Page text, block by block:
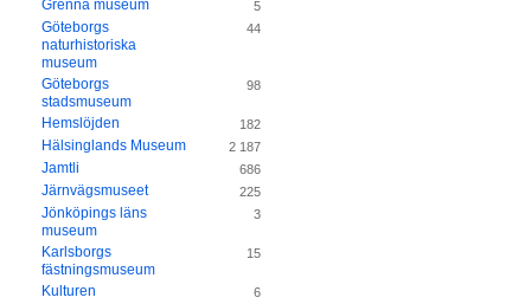
Grenna museum 5
Göteborgs
naturhistoriska
museum
44
Göteborgs
stadsmuseum
98
Hemslöjden 182
Hälsinglands Museum 2 187
Jamtli 686
Järnvägsmuseet 225
Jönköpings läns
museum
3
Karlsborgs
fästningsmuseum
15
Kulturen 6